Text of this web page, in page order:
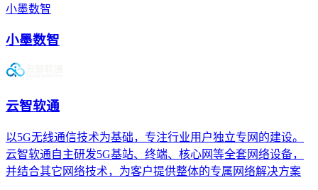
小墨数智
小墨数智
云智软通
以5G无线通信技术为基础，专注行业用户独立专网的建设。
云智软通自主研发5G基站、终端、核心网等全套网络设备，
并结合其它网络技术，为客户提供整体的专属网络解决方案